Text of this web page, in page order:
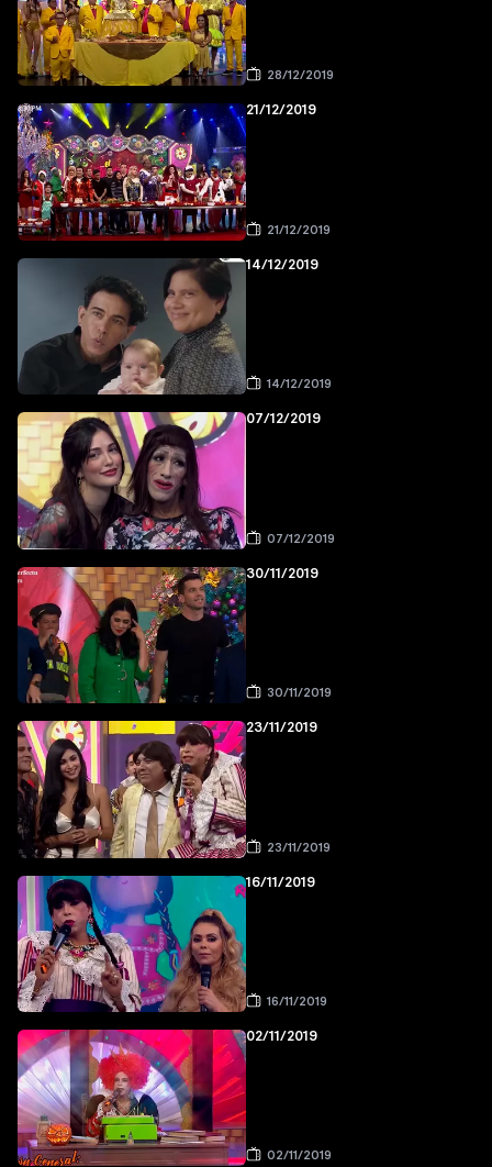
28/12/2019
21/12/2019
21/12/2019
14/12/2019
14/12/2019
07/12/2019
07/12/2019
30/11/2019
30/11/2019
23/11/2019
23/11/2019
16/11/2019
16/11/2019
02/11/2019
02/11/2019